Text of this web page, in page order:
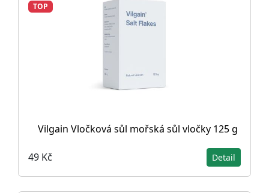
TOP
Vilgain Vločková sůl mořská sůl vločky 125 g
49 Kč Detail